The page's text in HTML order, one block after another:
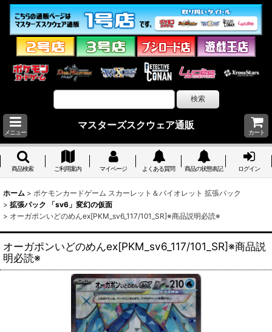
メニュー
マスターズスクウェア通販
カート
商品検索 ご利用案内 マイページ よくある質問 商品の状態表記 ログイン
ホーム > ポケモンカードゲーム スカーレット＆バイオレット 拡張パック
> 拡張パック 「sv6」変幻の仮面
> オーガポンいどのめんex[PKM_sv6_117/101_SR]※商品説明必読※
オーガポンいどのめんex[PKM_sv6_117/101_SR]※商品説
明必読※